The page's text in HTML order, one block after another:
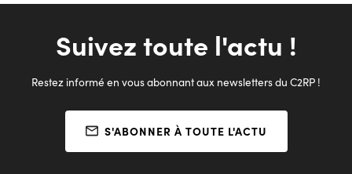
Suivez toute l'actu !
Restez informé en vous abonnant aux newsletters du C2RP !
S'ABONNER À TOUTE L'ACTU